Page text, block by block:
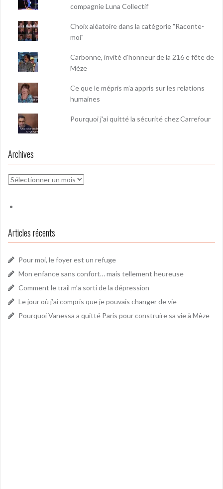
compagnie Luna Collectif
Choix aléatoire dans la catégorie "Raconte-
moi"
Carbonne, invité d'honneur de la 216 e fête de
Mèze
Ce que le mépris m’a appris sur les relations
humaines
Pourquoi j'ai quitté la sécurité chez Carrefour
Archives
Archives
Articles récents
Pour moi, le foyer est un refuge
Mon enfance sans confort… mais tellement heureuse
Comment le trail m’a sorti de la dépression
Le jour où j’ai compris que je pouvais changer de vie
Pourquoi Vanessa a quitté Paris pour construire sa vie à Mèze